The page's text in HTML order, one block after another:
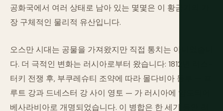
공화국에서 여러 상태로 남아 있는 몇몇은 이 황금기의 가
장 구체적인 물리적 유산입니다.
오스만 시대는 공물을 가져왔지만 직접 통치는 아니었습니
다. 더 극적인 변화는 러시아로부터 왔습니다: 1812년 러스-
터키 전쟁 후, 부쿠레슈티 조약에 따라 몰다비아 동부 — 프
루트 강과 드네스터 강 사이 영토 — 가 러시아에 양도되어
베사라비아로 개명되었습니다. 이 병합은 한 세기 동안 러